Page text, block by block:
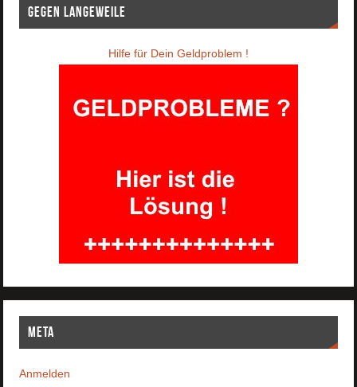
Gegen Langeweile
Hilfe für Dein Geldproblem !
Meta
Anmelden